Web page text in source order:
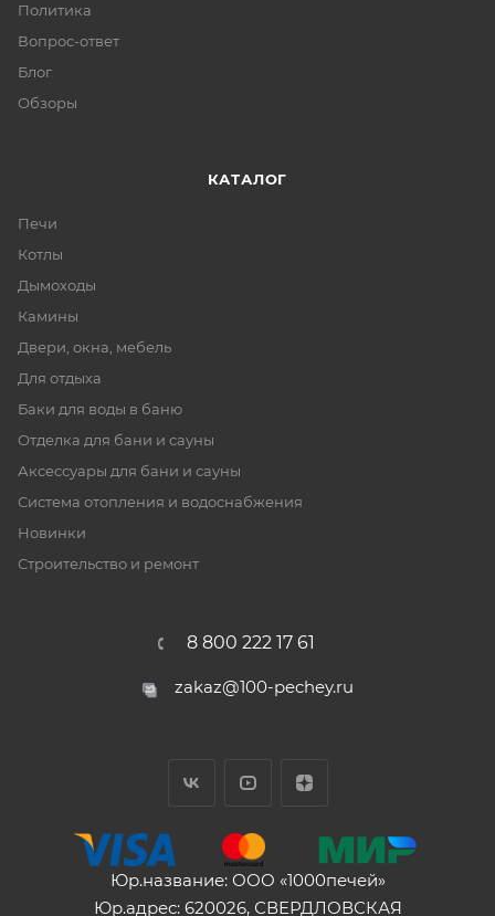
Политика
Вопрос-ответ
Блог
Обзоры
КАТАЛОГ
Печи
Котлы
Дымоходы
Камины
Двери, окна, мебель
Для отдыха
Баки для воды в баню
Отделка для бани и сауны
Аксессуары для бани и сауны
Система отопления и водоснабжения
Новинки
Строительство и ремонт
8 800 222 17 61
zakaz@100-pechey.ru
Юр.название: ООО «1000печей»
Юр.адрес: 620026, СВЕРДЛОВСКАЯ